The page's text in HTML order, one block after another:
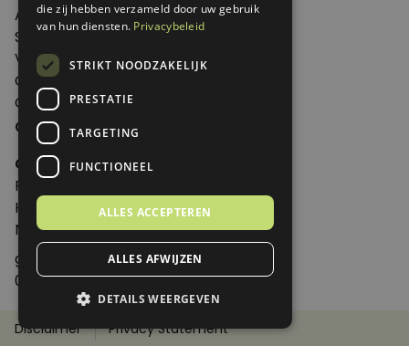
Adverteren
Samenwerken
Verkooppunten
Over Genoeg
Contact
Contactgegevens
Genoeg
Postbus 595 - 3700 AN Zeist
Huis ter Heideweg 13 - 3705MA Zeist
Nederland
genoeg@spabonneeservice.nl
088-1102091
Disclaimer Privacy Statement
die zij hebben verzameld door uw gebruik
van hun diensten. Privacybeleid
STRIKT NOODZAKELIJK
PRESTATIE
TARGETING
FUNCTIONEEL
ALLES ACCEPTEREN
ALLES AFWIJZEN
DETAILS WEERGEVEN